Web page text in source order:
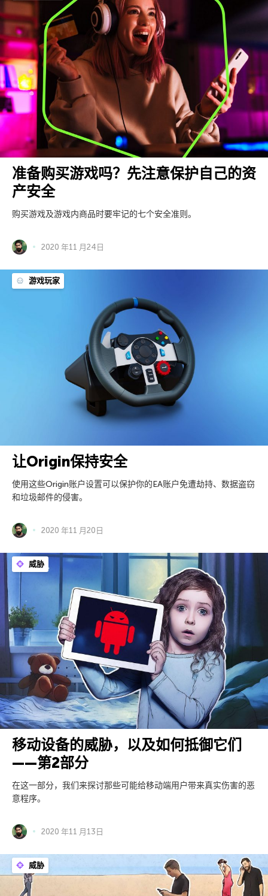
准备购买游戏吗？先注意保护自己的资
产安全
购买游戏及游戏内商品时要牢记的七个安全准则。
2020 年11 月24日
游戏玩家
让Origin保持安全
使用这些Origin账户设置可以保护你的EA账户免遭劫持、数据盗窃
和垃圾邮件的侵害。
2020 年11 月20日
威胁
移动设备的威胁，以及如何抵御它们
——第2部分
在这一部分，我们来探讨那些可能给移动端用户带来真实伤害的恶
意程序。
2020 年11 月13日
威胁